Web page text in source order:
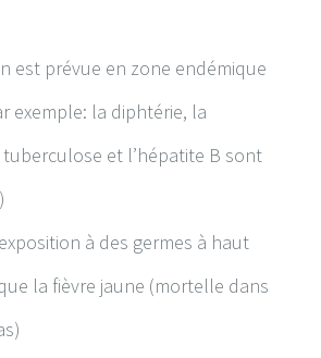
est prévue en zone endémique
exemple: la diphtérie, la
et l’hépatite B sont
à des germes à haut
la fièvre jaune (mortelle dans